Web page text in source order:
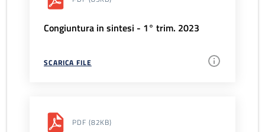
Congiuntura in sintesi - 1° trim. 2023
SCARICA FILE
PDF (82KB)